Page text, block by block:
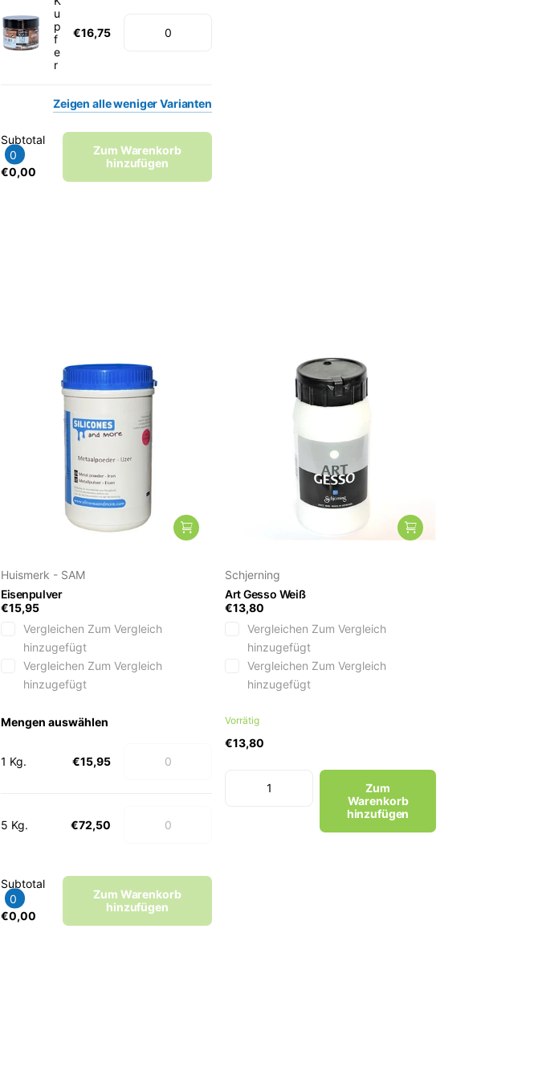
u
p
f
e
r
€16,75
ZeigenallewenigerVarianten
Subtotal
0
€0,00
Zum Warenkorb
hinzufügen
Huismerk - SAM
Eisenpulver
€15,95
Vergleichen Zum Vergleich
hinzugefügt
Vergleichen Zum Vergleich
hinzugefügt
Mengen auswählen
1 Kg. €15,95
5 Kg. €72,50
Subtotal
0
€0,00
Zum Warenkorb
hinzufügen
Schjerning
Art Gesso Weiß
€13,80
Vergleichen Zum Vergleich
hinzugefügt
Vergleichen Zum Vergleich
hinzugefügt
Vorrätig
€13,80
Zum
Warenkorb
hinzufügen